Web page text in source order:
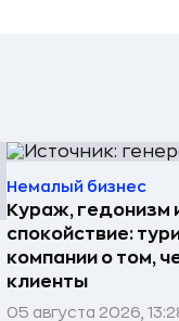
Немалый бизнес
Кураж, гедонизм
спокойствие:
компании о том,
клиенты
05 августа 2026,